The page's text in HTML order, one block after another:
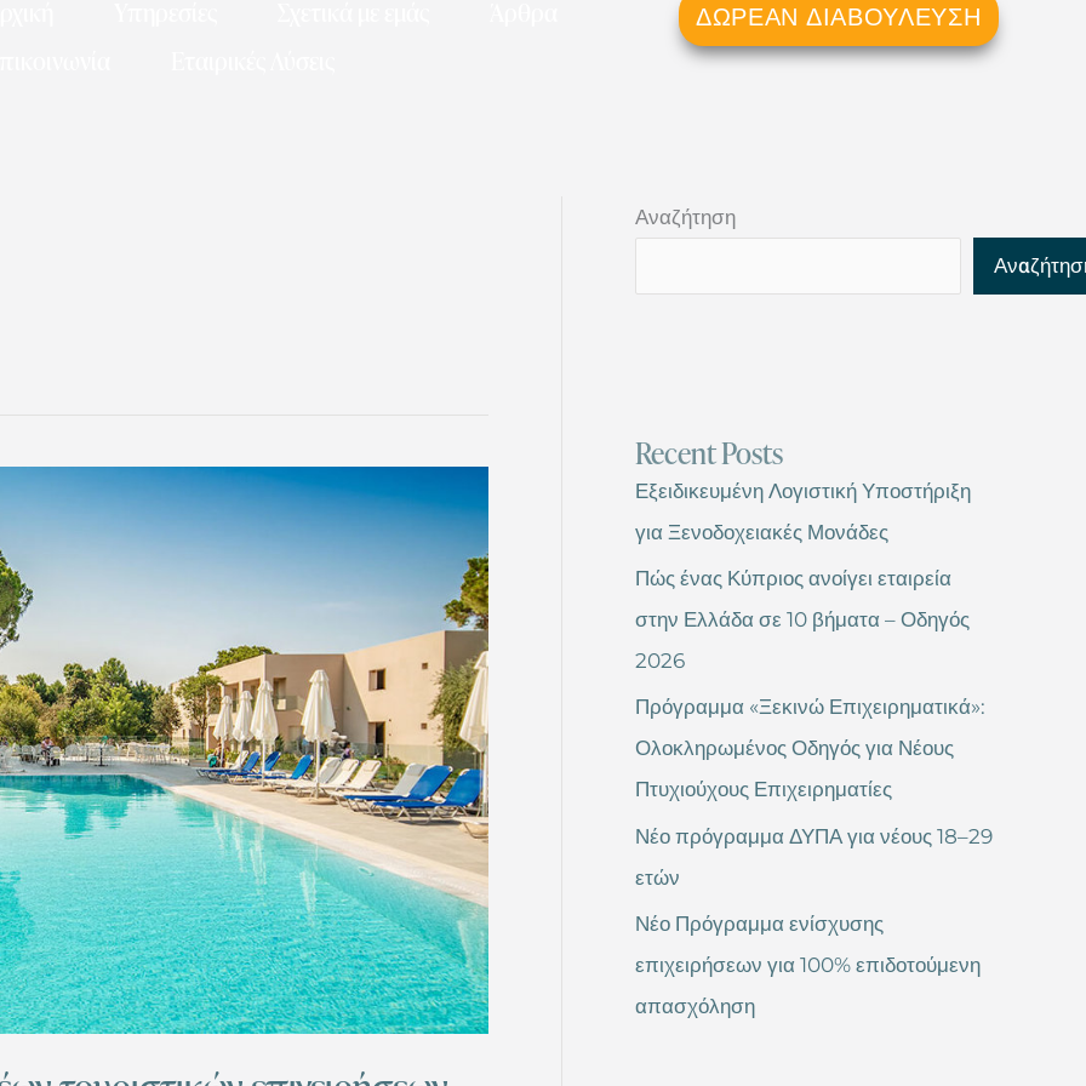
ΔΩΡΕΆΝ ΔΙΑΒΟΎΛΕΥΣΗ
Αναζήτηση
Recent Posts
Εξειδικευμένη Λογιστική Υποστήριξη
για Ξενοδοχειακές Μονάδες
Πώς ένας Κύπριος ανοίγει εταιρεία
στην Ελλάδα σε 10 βήματα – Οδηγός
2026
Πρόγραμμα «Ξεκινώ Επιχειρηματικά»:
Ολοκληρωμένος Οδηγός για Νέους
Πτυχιούχους Επιχειρηματίες
Νέο πρόγραμμα ΔΥΠΑ για νέους 18–29
ετών
Νέο Πρόγραμμα ενίσχυσης
επιχειρήσεων για 100% επιδοτούμενη
απασχόληση